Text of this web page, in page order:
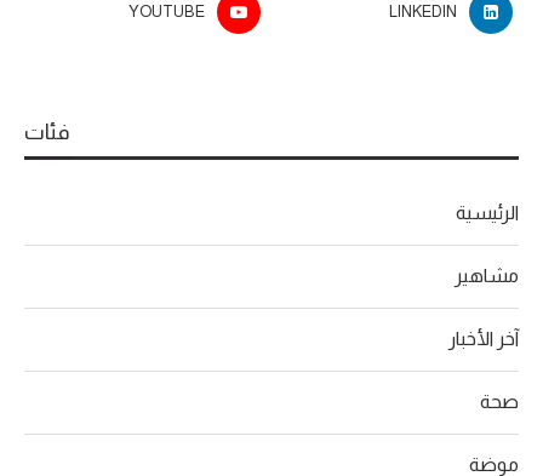
LINKEDIN
YOUTUBE
فئات
الرئيسية
مشاهير
آخر الأخبار
صحة
موضة